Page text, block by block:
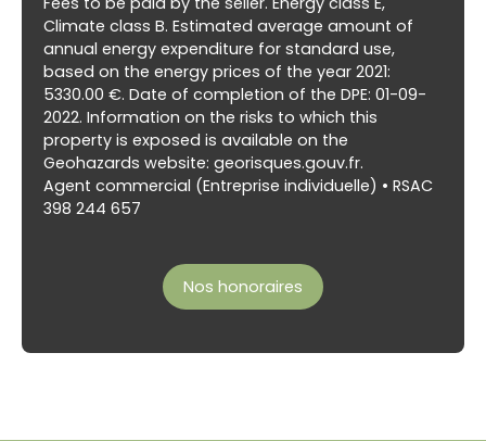
Climate class B. Estimated average amount of
annual energy expenditure for standard use,
based on the energy prices of the year 2021:
5330.00 €. Date of completion of the DPE: 01-09-
2022. Information on the risks to which this
property is exposed is available on the
Geohazards website: georisques.gouv.fr.
Agent commercial (Entreprise individuelle) • RSAC
398 244 657
Nos honoraires